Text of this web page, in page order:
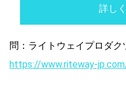
詳し
問：ライトウェイプロダ
https://www.riteway-